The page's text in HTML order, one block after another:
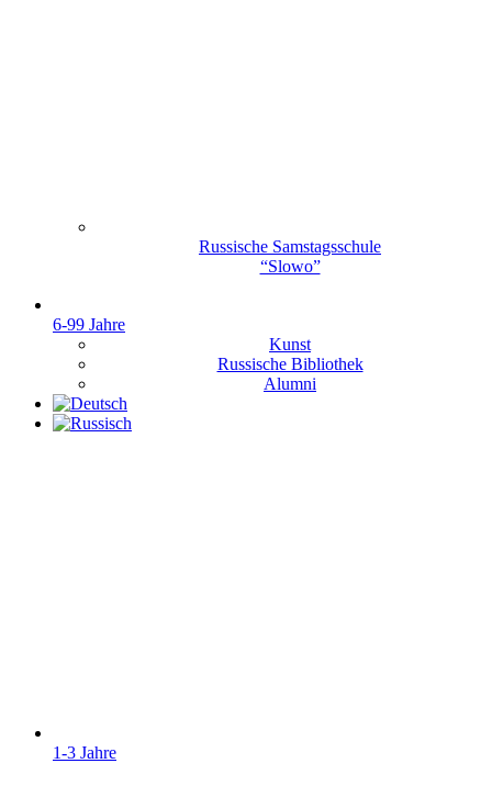
Russische Samstagsschule
“Slowo”
6-99 Jahre
Kunst
Russische Bibliothek
Alumni
1-3 Jahre